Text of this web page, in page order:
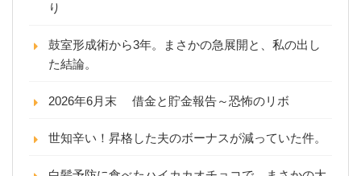
り
鼓室形成術から3年。まさかの急展開と、私の出し
た結論。
2026年6月末 借金と貯金報告～恐怖のリボ
世知辛い！昇格した夫のボーナスが減っていた件。